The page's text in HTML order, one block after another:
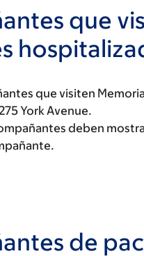
que
que visiten
York Avenue.
deben
de